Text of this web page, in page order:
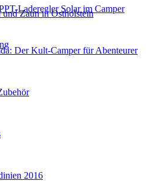
Laderegler Solar im Camper
Der Kult-Camper für Abenteurer
2016
Zaun in Ostholstein